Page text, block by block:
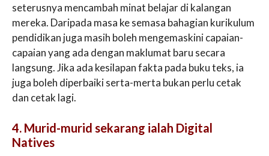
seterusnya mencambah minat belajar di kalangan
mereka. Daripada masa ke semasa bahagian kurikulum
pendidikan juga masih boleh mengemaskini capaian-
capaian yang ada dengan maklumat baru secara
langsung. Jika ada kesilapan fakta pada buku teks, ia
juga boleh diperbaiki serta-merta bukan perlu cetak
dan cetak lagi.
4. Murid-murid sekarang ialah Digital
Natives